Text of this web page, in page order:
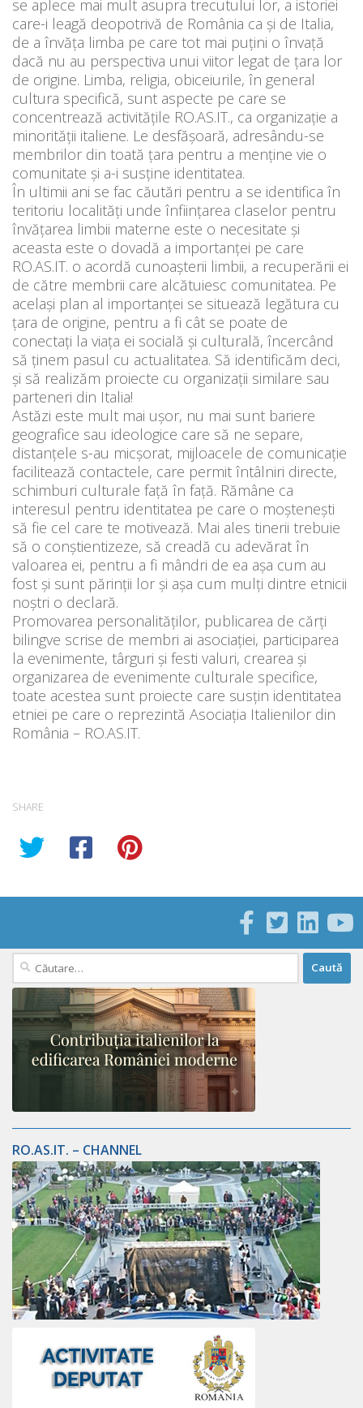
se aplece mai mult asupra trecutului lor, a istoriei
care-i leagă deopotrivă de România ca și de Italia,
de a învăța limba pe care tot mai puțini o învață
dacă nu au perspectiva unui viitor legat de țara lor
de origine. Limba, religia, obiceiurile, în general
cultura specifică, sunt aspecte pe care se
concentrează activitățile RO.AS.IT., ca organizație a
minorității italiene. Le desfășoară, adresându-se
membrilor din toată țara pentru a menține vie o
comunitate și a-i susține identitatea.
În ultimii ani se fac căutări pentru a se identifica în
teritoriu localități unde înființarea claselor pentru
învățarea limbii materne este o necesitate și
aceasta este o dovadă a importanței pe care
RO.AS.IT. o acordă cunoașterii limbii, a recuperării ei
de către membrii care alcătuiesc comunitatea. Pe
același plan al importanței se situează legătura cu
țara de origine, pentru a fi cât se poate de
conectați la viața ei socială și culturală, încercând
să ținem pasul cu actualitatea. Să identificăm deci,
și să realizăm proiecte cu organizații similare sau
parteneri din Italia!
Astăzi este mult mai ușor, nu mai sunt bariere
geografice sau ideologice care să ne separe,
distanțele s-au micșorat, mijloacele de comunicație
facilitează contactele, care permit întâlniri directe,
schimburi culturale față în față. Rămâne ca
interesul pentru identitatea pe care o moștenești
să fie cel care te motivează. Mai ales tinerii trebuie
să o conștientizeze, să creadă cu adevărat în
valoarea ei, pentru a fi mândri de ea așa cum au
fost și sunt părinții lor și așa cum mulți dintre etnicii
noștri o declară.
Promovarea personalităților, publicarea de cărți
bilingve scrise de membri ai asociației, participarea
la evenimente, târguri și festi valuri, crearea și
organizarea de evenimente culturale specifice,
toate acestea sunt proiecte care susțin identitatea
etniei pe care o reprezintă Asociația Italienilor din
România – RO.AS.IT.
SHARE
Caută
după:
RO.AS.IT. – CHANNEL